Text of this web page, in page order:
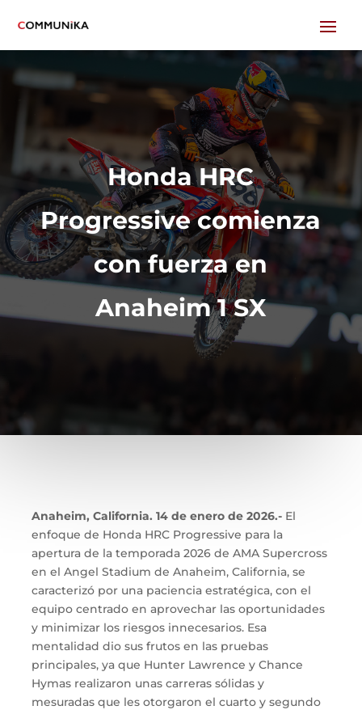
Honda HRC
Progressive comienza
con fuerza en
Anaheim 1 SX
Anaheim, California. 14 de enero de 2026.- El
enfoque de Honda HRC Progressive para la
apertura de la temporada 2026 de AMA Supercross
en el Angel Stadium de Anaheim, California, se
caracterizó por una paciencia estratégica, con el
equipo centrado en aprovechar las oportunidades
y minimizar los riesgos innecesarios. Esa
mentalidad dio sus frutos en las pruebas
principales, ya que Hunter Lawrence y Chance
Hymas realizaron unas carreras sólidas y
mesuradas que les otorgaron el cuarto y segundo